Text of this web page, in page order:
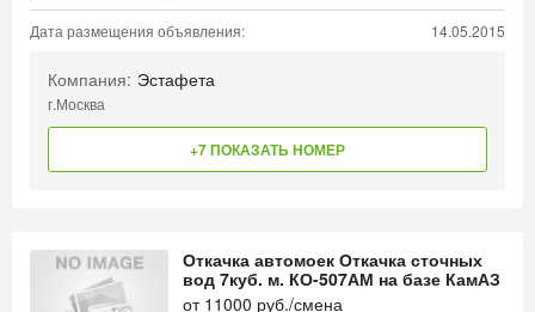
Дата размещения объявления: 14.05.2015
Компания: Эстафета
г.Москва
+7 ПОКАЗАТЬ НОМЕР
Откачка автомоек Откачка сточных
вод 7куб. м. КО-507АМ на базе КамАЗ
от 11000 руб./смена